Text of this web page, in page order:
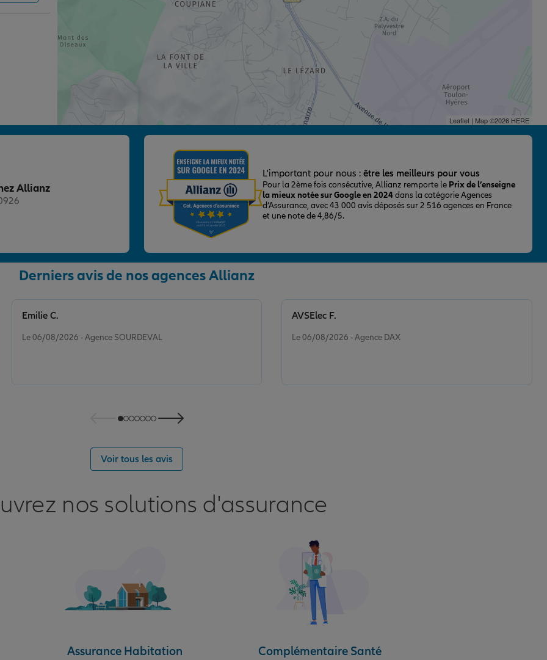
Leaflet| Map ©2026 HERE
Allianz
L'important pour nous : être les meilleurs pour vous
Pour la 2ème fois consécutive, Allianz remporte le Prix de l’enseigne
la mieux notée sur Google en 2024dans la catégorie Agences
d’Assurance, avec 43 000 avis déposés sur 2 516 agences en France
et une note de 4,86/5.
Derniers avis de nos agences Allianz
Le 06/08/2026 - Agence SOURDEVAL
Emilie C.
Le 06/08/2026 - Agence DAX
AVSElec F.
Voir tous les avis
nos solutions d'assurance
Assurance Habitation Complémentaire Santé